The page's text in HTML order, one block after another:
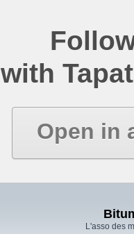
with
Open in
L'asso des